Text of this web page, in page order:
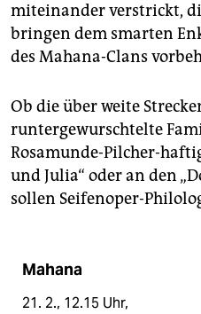
miteinander verstrickt,
bringen dem smarten
des Mahana-Clans
Ob die über weite
runtergewurschtelte
Rosamunde-Pilcher-
und Julia“ oder an den
sollen Seifenoper-
Mahana
21. 2., 12.15 Uhr,